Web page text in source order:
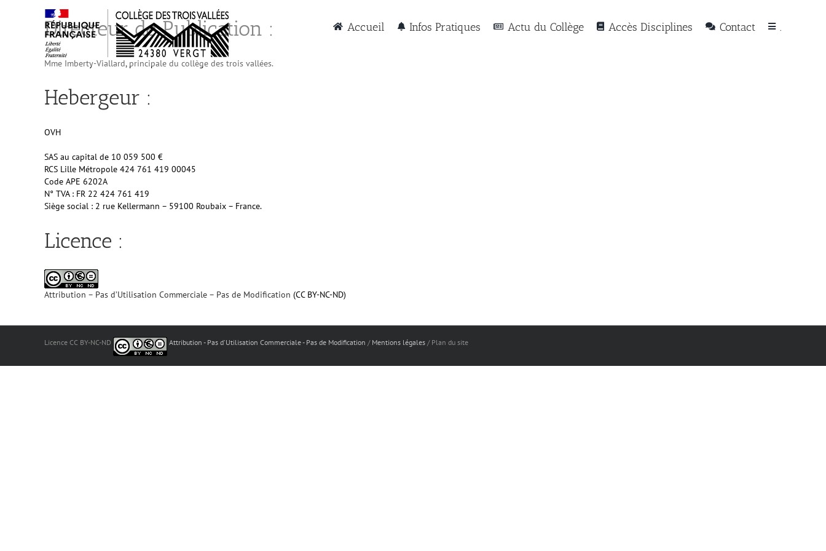
Accueil Infos Pratiques Actu du Collège Accès Disciplines Contact .
Directeur de Publication :
Mme Imberty-Viallard, principale du collège des trois vallées.
Hebergeur :
OVH
SAS au capital de 10 059 500 €
RCS Lille Métropole 424 761 419 00045
Code APE 6202A
N° TVA : FR 22 424 761 419
Siège social : 2 rue Kellermann – 59100 Roubaix – France.
Licence :
Attribution – Pas d’Utilisation Commerciale – Pas de Modification (CC BY-NC-ND)
Licence CC BY-NC-ND Attribution - Pas d'Utilisation Commerciale - Pas de Modification / Mentions légales / Plan du site